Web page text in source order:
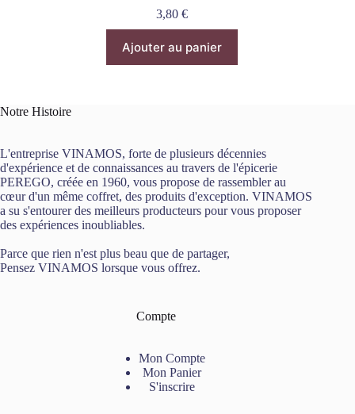
3,80€
Ajouter au panier
Notre Histoire
L'entreprise VINAMOS, forte de plusieurs décennies
d'expérience et de connaissances au travers de l'épicerie
PEREGO, créée en 1960, vous propose de rassembler au
cœur d'un même coffret, des produits d'exception. VINAMOS
a su s'entourer des meilleurs producteurs pour vous proposer
des expériences inoubliables.
Parce que rien n'est plus beau que de partager,
Pensez VINAMOS lorsque vous offrez.
Compte
Mon Compte
Mon Panier
S'inscrire